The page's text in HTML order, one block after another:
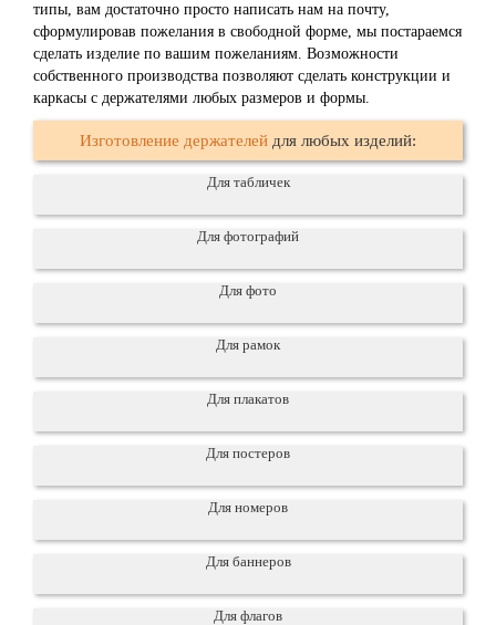
типы, вам достаточно просто написать нам на почту,
сформулировав пожелания в свободной форме, мы постараемся
сделать изделие по вашим пожеланиям. Возможности
собственного производства позволяют сделать конструкции и
каркасы с держателями любых размеров и формы.
Изготовление держателей для любых изделий:
Для табличек
Для фотографий
Для фото
Для рамок
Для плакатов
Для постеров
Для номеров
Для баннеров
Для флагов